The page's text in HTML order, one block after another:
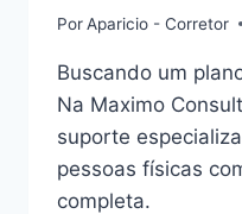
PorAparicio - Corretor
Buscando um
Na Maximo
suporte
pessoas físicas
completa.